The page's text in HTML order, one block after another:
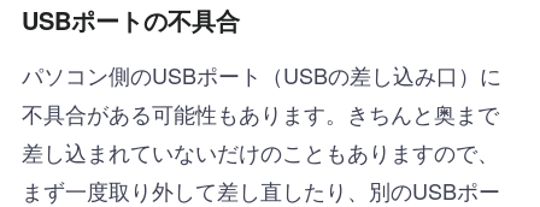
USBポートの不具合
パソコン側のUSBポート（USBの差し込み口）に
不具合がある可能性もあります。きちんと奥まで
差し込まれていないだけのこともありますので、
まず一度取り外して差し直したり、別のUSBポー